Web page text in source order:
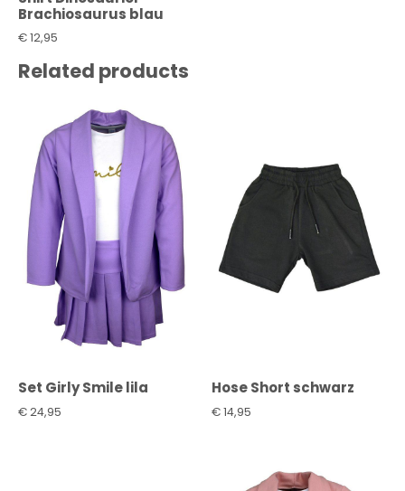
Brachiosaurus blau
€12,95
Related products
Set Girly Smile lila
€24,95
Hose Short schwarz
€14,95